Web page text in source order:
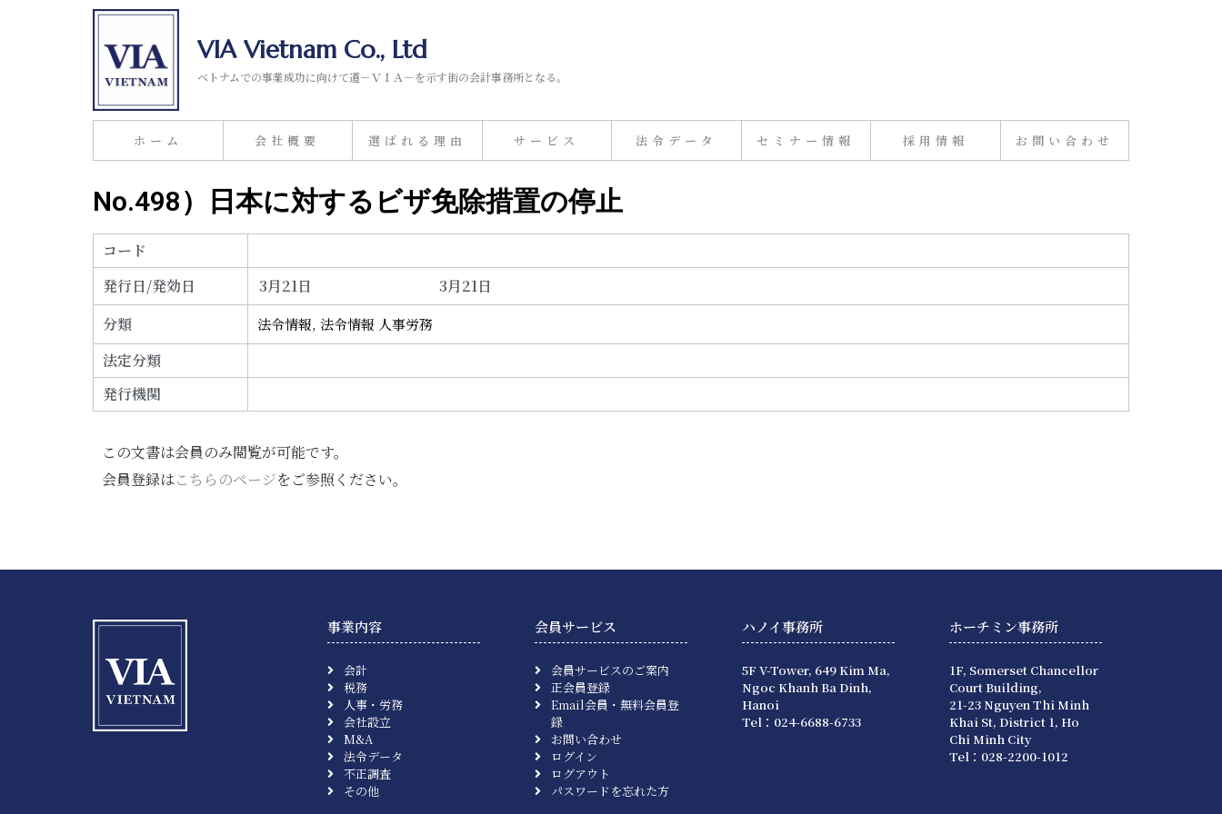
VIA Vietnam Co., Ltd
ベトナムでの事業成功に向けて道－ＶＩＡ－を示す街の会計事務所となる。
ホーム 会社概要 選ばれる理由 サービス 法令データ セミナー情報 採用情報 お問い合わせ
No.498）日本に対するビザ免除措置の停止
コード
発行日/発効日
3月21日
3月21日
分類
法令情報, 法令情報 人事労務
法定分類
発行機関
この文書は会員のみ閲覧が可能です。
会員登録はこちらのページをご参照ください。
事業内容
会計
税務
人事・労務
会社設立
M&A
法令データ
不正調査
その他
会員サービス
会員サービスのご案内
正会員登録
Email会員・無料会員登
録
お問い合わせ
ログイン
ログアウト
パスワードを忘れた方
ハノイ事務所
5F V-Tower, 649 Kim Ma,
Ngoc Khanh Ba Dinh,
Hanoi
Tel：024-6688-6733
ホーチミン事務所
1F, Somerset Chancellor
Court Building,
21-23 Nguyen Thi Minh
Khai St, District 1, Ho
Chi Minh City
Tel：028-2200-1012